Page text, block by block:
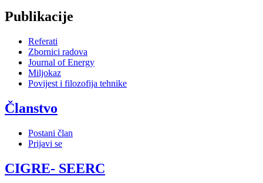
Publikacije
Referati
Zbornici radova
Journal of Energy
Miljokaz
Povijest i filozofija tehnike
Članstvo
Postani član
Prijavi se
CIGRE- SEERC